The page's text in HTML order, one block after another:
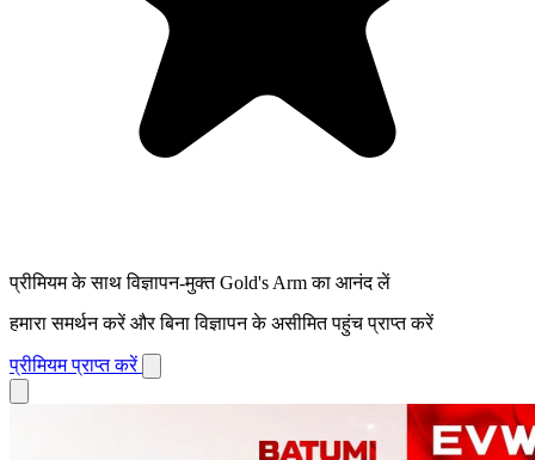
प्रीमियम के साथ विज्ञापन-मुक्त Gold's Arm का आनंद लें
हमारा समर्थन करें और बिना विज्ञापन के असीमित पहुंच प्राप्त करें
प्रीमियम प्राप्त करें